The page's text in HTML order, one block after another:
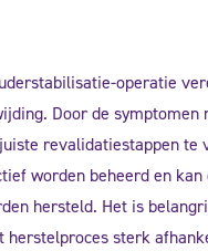
operatie
Door de symptomen
revalidatiestappen te
worden beheerd en kan
hersteld. Het is
herstelproces sterk